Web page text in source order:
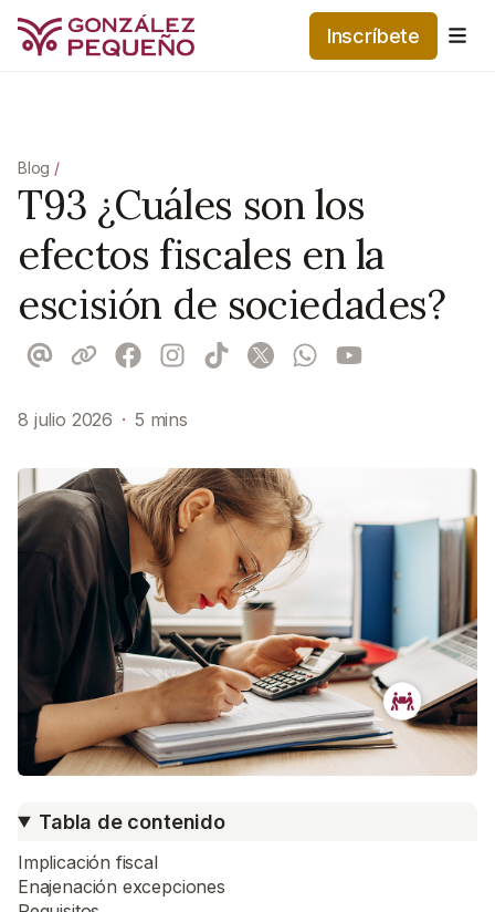
Inscríbete
Blog /
T93 ¿Cuáles son los
efectos fiscales en la
escisión de sociedades?
8 julio 2026 · 5 mins
Tabla de contenido
Implicación fiscal
Enajenación excepciones